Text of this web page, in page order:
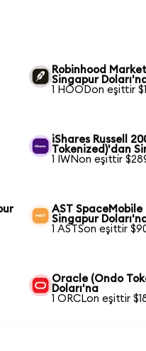
Robinhood
Singapur
1 HOODon eşittir
iShares Russell
Tokenized)'dan
1 IWNon eşittir
AST
Singapur
1 ASTSon eşittir
Oracle (Ondo
Doları'na
1 ORCLon eşittir